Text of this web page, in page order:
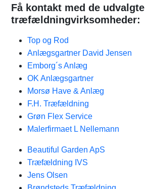
Få kontakt med de udvalgte
træfældningvirksomheder:
Top og Rod
Anlægsgartner David Jensen
Emborg´s Anlæg
OK Anlægsgartner
Morsø Have & Anlæg
F.H. Træfældning
Grøn Flex Service
Malerfirmaet L Nellemann
Beautiful Garden ApS
Træfældning IVS
Jens Olsen